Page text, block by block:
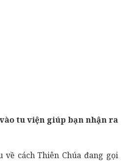
tu viện giúp bạn nhận ra
về cách Thiên Chúa đang gọi